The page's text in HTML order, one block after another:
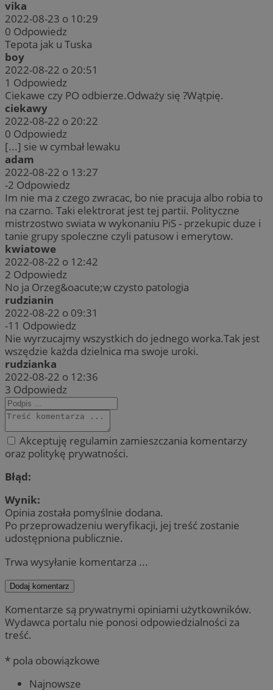
vika
2022-08-23 o 10:29
0 Odpowiedz
Tepota jak u Tuska
boy
2022-08-22 o 20:51
1 Odpowiedz
Ciekawe czy PO odbierze.Odważy się ?Wątpię.
ciekawy
2022-08-22 o 20:22
0 Odpowiedz
[...] sie w cymbał lewaku
adam
2022-08-22 o 13:27
-2 Odpowiedz
Im nie ma z czego zwracac, bo nie pracuja albo robia to
na czarno. Taki elektrorat jest tej partii. Polityczne
mistrzostwo swiata w wykonaniu PiS - przekupic duze i
tanie grupy spoleczne czyli patusow i emerytow.
kwiatowe
2022-08-22 o 12:42
2 Odpowiedz
No ja Orzeg&oacute;w czysto patologia
rudzianin
2022-08-22 o 09:31
-11 Odpowiedz
Nie wyrzucajmy wszystkich do jednego worka.Tak jest
wszędzie każda dzielnica ma swoje uroki.
rudzianka
2022-08-22 o 12:36
3 Odpowiedz
Akceptuję regulamin zamieszczania komentarzy
oraz politykę prywatności.
Błąd:
Wynik:
Opinia została pomyślnie dodana.
Po przeprowadzeniu weryfikacji, jej treść zostanie
udostępniona publicznie.
Trwa wysyłanie komentarza ...
Dodaj komentarz
Komentarze są prywatnymi opiniami użytkowników.
Wydawca portalu nie ponosi odpowiedzialności za
treść.
* pola obowiązkowe
Najnowsze